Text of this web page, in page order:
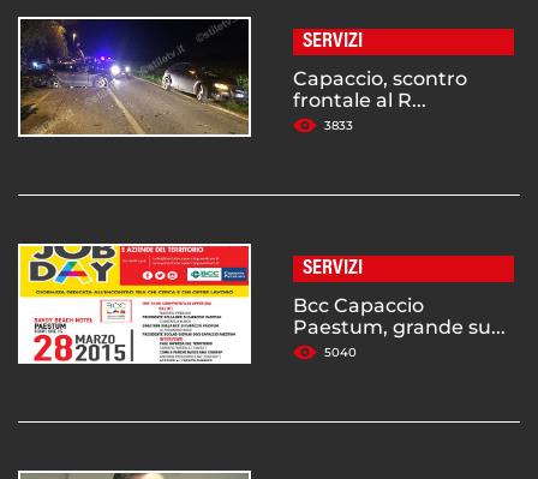
SERVIZI
Capaccio, scontro
frontale al R...
3833
SERVIZI
Bcc Capaccio
Paestum, grande su...
5040